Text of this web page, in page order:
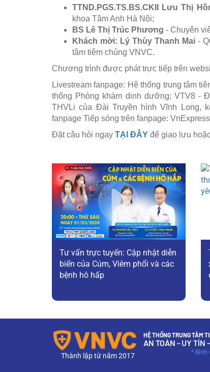
TTND.PGS.TS.BS.CKII Lưu Thị
khoa Tâm Anh Hà Nội;
BS Lê Thị Trúc Phương - Chuyên
Khách mời: Lý Thùy Thanh Mai -
tâm tiêm chủng VNVC.
Chương trình được phát trực tiếp trên
Livestream fanpage: Hệ thống trung tâm
thống Phòng khám dinh dưỡng; VTV8 -
THVLi của Đài Truyền hình Vĩnh Long,
fanpage Tiếp sóng trên fanpage:
Đặt câu hỏi ngay TẠI ĐÂY để giao lưu
Tư vấn trực tuyến: Cập nhật diễn
biến của Cúm, Viêm phổi và các
bệnh hô hấp
Thành lập từ năm 2017
HỆ THỐNG TRUNG TÂM
AN TOÀN - UY TÍN
* Bình